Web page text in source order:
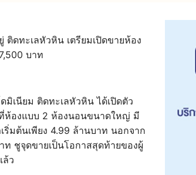
ดทะเลหัวหิน เตรียมเปิดขายห้อง
บาท
มิเนียม ติดทะเลหัวหิน ได้เปิดตัว
ที่ห้องแบบ 2 ห้องนอนขนาดใหญ่ มี
มต้นเพียง 4.99 ล้านบาท นอกจาก
ชูจุดขายเป็นโอกาสสุดท้ายของผู้
ว